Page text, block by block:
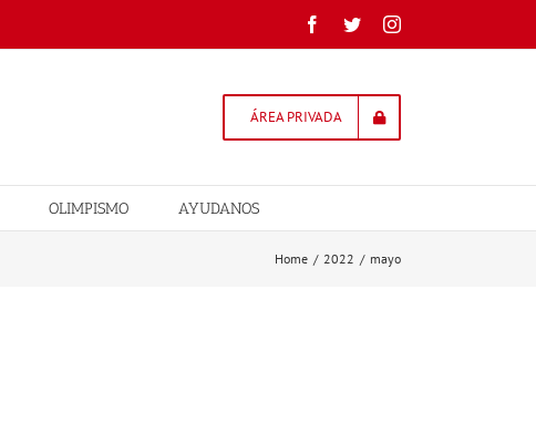
Facebook
TwitterInstagram
ÁREA PRIVADA
OLIMPISMO AYUDANOS
Home / 2022 / mayo